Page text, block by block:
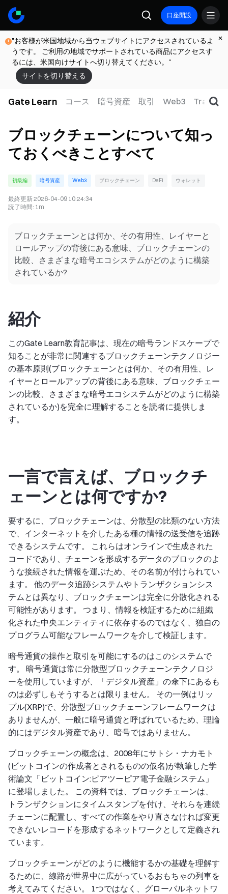
口座開設
"お客様が米国地域から当ウェブサイトにアクセスされているよ
うです。 ご利用の地域でサポートされている商品にアクセスす
るには、米国向けサイトへ切り替えてください。"
サイトを切り替える
Gate Learn コース 暗号資産 取引 Web3 TradFi
ブロックチェーンについて知っ
ておくべきことすべて
初級編 暗号資産 Web3 ブロックチェーン DeFi ウォレット
最終更新2026-04-09 10:24:34
読了時間: 1m
ブロックチェーンとは何か、その有用性、レイヤーと
ロールアップの背後にある意味、ブロックチェーンの
比較、さまざまな暗号エコシステムがどのように構築
されているか?
紹介
このGate Learn教育記事は、現在の暗号ランドスケープで
知ることが非常に関連するブロックチェーンテクノロジー
の基本原則(ブロックチェーンとは何か、その有用性、レ
イヤーとロールアップの背後にある意味、ブロックチェー
ンの比較、さまざまな暗号エコシステムがどのように構築
されているか)を完全に理解することを読者に提供しま
す。
一言で言えば、ブロックチ
ェーンとは何ですか?
要するに、ブロックチェーンは、分散型の比類のない方法
で、インターネットを介したある種の情報の送受信を追跡
できるシステムです。 これらはオンラインで生成された
コードであり、チェーンを形成するデータのブロックのよ
うな接続された情報を運ぶため、その名前が付けられてい
ます。 他のデータ追跡システムやトランザクションシス
テムとは異なり、ブロックチェーンは完全に分散化される
可能性があります。 つまり、情報を検証するために組織
化された中央エンティティに依存するのではなく、独自の
プログラム可能なフレームワークを介して検証します。
暗号通貨の操作と取引を可能にするのはこのシステムで
す。 暗号通貨は常に分散型ブロックチェーンテクノロジ
ーを使用していますが、「デジタル資産」の傘下にあるも
のは必ずしもそうするとは限りません。 その一例はリッ
プル(XRP)で、分散型ブロックチェーンフレームワークは
ありませんが、一般に暗号通貨と呼ばれているため、理論
的にはデジタル資産であり、暗号ではありません。
ブロックチェーンの概念は、2008年にサトシ・ナカモト
(ビットコインの作成者とされるものの仮名)が執筆した学
術論文「ビットコイン:ピアツーピア電子金融システム」
に登場しました。 この資料では、ブロックチェーンは、
トランザクションにタイムスタンプを付け、それらを連続
チェーンに配置し、すべての作業をやり直さなければ変更
できないレコードを形成するネットワークとして定義され
ています。
ブロックチェーンがどのように機能するかの基礎を理解す
るために、線路が世界中に広がっているおもちゃの列車を
考えてみてください。 1つではなく、グローバルネットワ